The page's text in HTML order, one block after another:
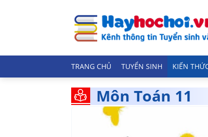
TRANG CHỦ TUYỂN SINH KIẾN
Môn Toán 11